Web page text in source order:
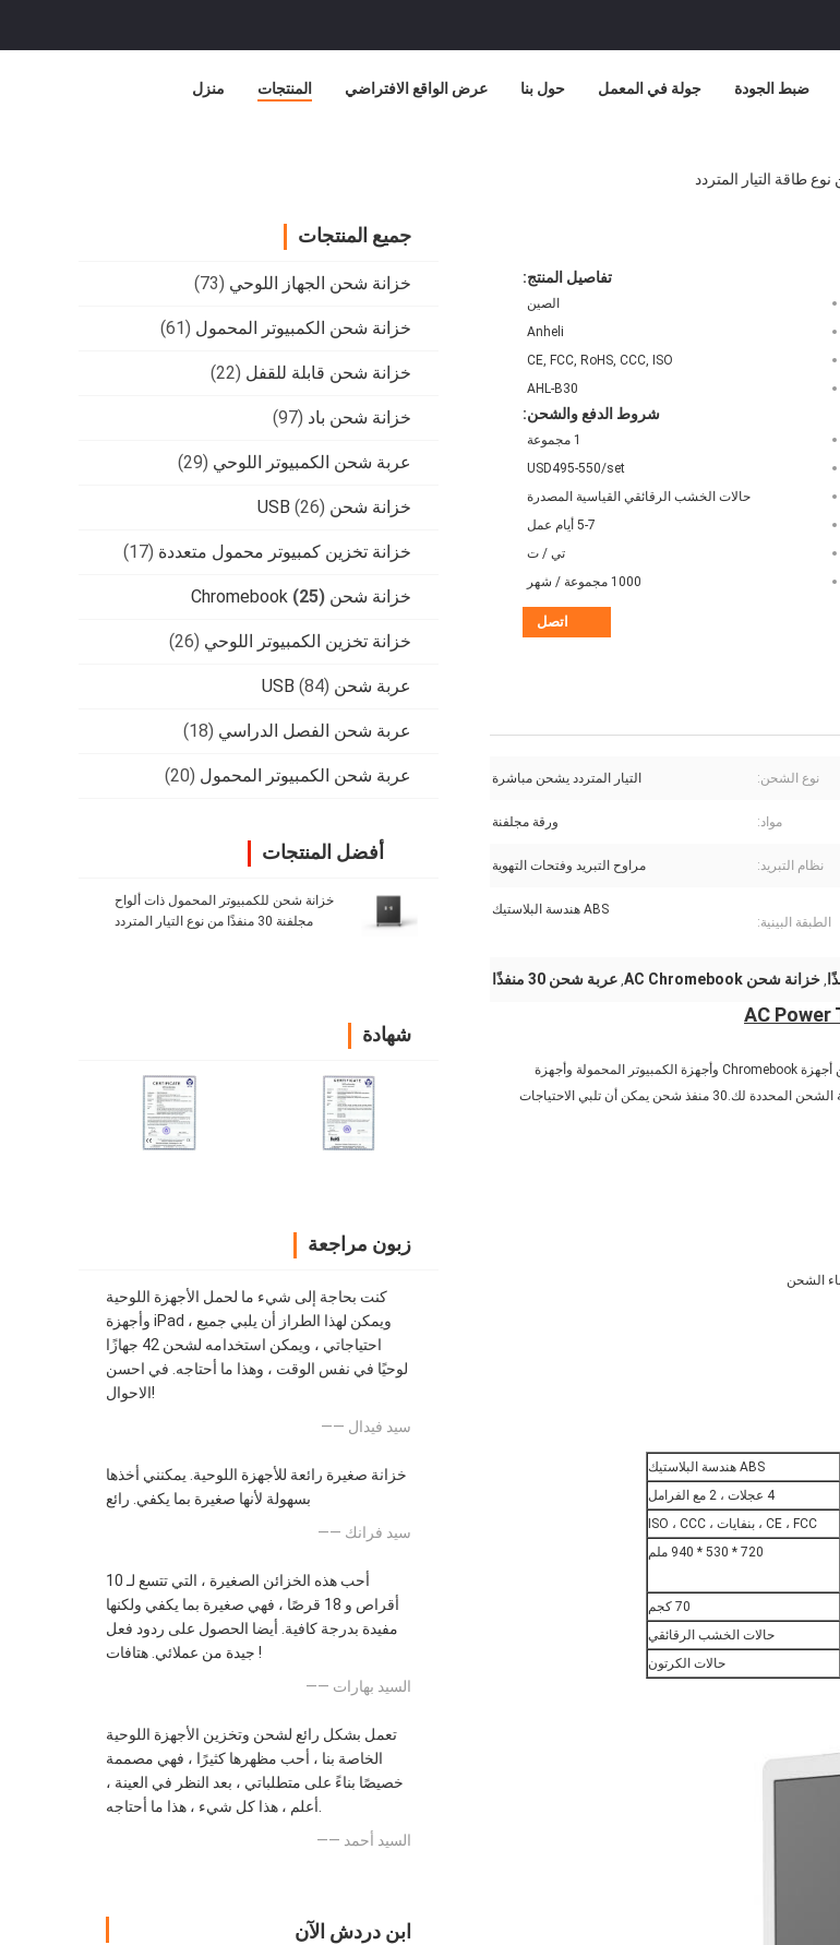
منزل المنتجات عرض الواقع الافتراضي حول بنا جولة في المعمل ضبط الجودة
جميع المنتجات
خزانة شحن الجهاز اللوحي (73)
خزانة شحن الكمبيوتر المحمول (61)
خزانة شحن قابلة للقفل (22)
خزانة شحن باد (97)
عربة شحن الكمبيوتر اللوحي (29)
خزانة شحن USB (26)
خزانة تخزين كمبيوتر محمول متعددة (17)
خزانة شحن Chromebook (25)
خزانة تخزين الكمبيوتر اللوحي (26)
عربة شحن USB (84)
عربة شحن الفصل الدراسي (18)
عربة شحن الكمبيوتر المحمول (20)
أفضل المنتجات
خزانة شحن للكمبيوتر المحمول ذات ألواح
مجلفنة 30 منفذًا من نوع التيار المتردد
شهادة
زبون مراجعة
كنت بحاجة إلى شيء ما لحمل الأجهزة اللوحية
وأجهزة iPad ، ويمكن لهذا الطراز أن يلبي جميع
احتياجاتي ، ويمكن استخدامه لشحن 42 جهازًا
لوحيًا في نفس الوقت ، وهذا ما أحتاجه. في احسن
الاحوال!
—— سيد فيدال
خزانة صغيرة رائعة للأجهزة اللوحية. يمكنني أخذها
بسهولة لأنها صغيرة بما يكفي. رائع
—— سيد فرانك
أحب هذه الخزائن الصغيرة ، التي تتسع لـ 10
أقراص و 18 قرصًا ، فهي صغيرة بما يكفي ولكنها
مفيدة بدرجة كافية. أيضا الحصول على ردود فعل
جيدة من عملائي. هتافات !
—— السيد بهارات
تعمل بشكل رائع لشحن وتخزين الأجهزة اللوحية
الخاصة بنا ، أحب مظهرها كثيرًا ، فهي مصممة
خصيصًا بناءً على متطلباتي ، بعد النظر في العينة ،
أعلم ، هذا كل شيء ، هذا ما أحتاجه.
—— السيد أحمد
ابن دردش الآن
تفاصيل المنتج:
الصين
Anheli
CE, FCC, RoHS, CCC, ISO
AHL-B30
شروط الدفع والشحن:
1 مجموعة
USD495-550/set
حالات الخشب الرقائقي القياسية المصدرة
5-7 أيام عمل
تي / ت
1000 مجموعة / شهر
اتصل
نوع الشحن: التيار المتردد يشحن مباشرة
مواد: ورقة مجلفنة
نظام التبريد: مراوح التبريد وفتحات التهوية
الطبقة البينية:
ABS هندسة البلاستيك
, خزانة شحن AC Chromebook , عربة شحن 30 منفذًا
تُستخدم خزانة شحن chromebook عالية الجودة AHL-B30 بشكل أساسي لشحن أحجام مختلفة من أجهزة Chromebook وأجهزة الكمبيوتر المحمولة وأجهزة
الكمبيوتر المحمولة وما إلى ذلك ، يمكنك إخباري بحجمك التفصيلي لأجهزتك ، ثم يمكننا قياس خزانة الشحن المحددة لك.30 منفذ شحن يمكن أن تلبي الاحتياجات
ABS هندسة البلاستيك
4 عجلات ، 2 مع الفرامل
CE ، FCC ، بنفايات ، ISO ، CCC
720 * 530 * 940 ملم
70 كجم
حالات الخشب الرقائقي
حالات الكرتون